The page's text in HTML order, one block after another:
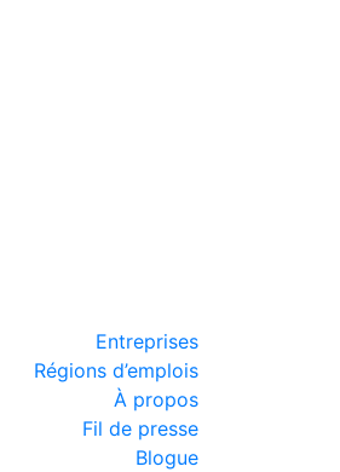
Entreprises
Régions d’emplois
À propos
Fil de presse
Blogue